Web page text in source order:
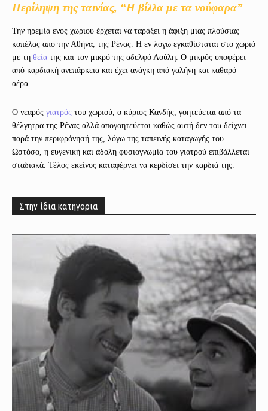
Περίληψη της ταινίας, “Η βίλλα με τα νούφαρα”
Την ηρεμία ενός χωριού έρχεται να ταράξει η άφιξη μιας πλούσιας
κοπέλας από την Αθήνα, της Ρένας. Η εν λόγω εγκαθίσταται στο χωριό
με τη θεία της και τον μικρό της αδελφό Λούλη. Ο μικρός υποφέρει
από καρδιακή ανεπάρκεια και έχει ανάγκη από γαλήνη και καθαρό
αέρα.
Ο νεαρός γιατρός του χωριού, ο κύριος Κανδής, γοητεύεται από τα
θέλγητρα της Ρένας αλλά απογοητεύεται καθώς αυτή δεν του δείχνει
παρά την περιφρόνησή της, λόγω της ταπεινής καταγωγής του.
Ωστόσο, η ευγενική και άδολη φυσιογνωμία του γιατρού επιβάλλεται
σταδιακά. Τέλος εκείνος καταφέρνει να κερδίσει την καρδιά της.
Στην ίδια κατηγορια